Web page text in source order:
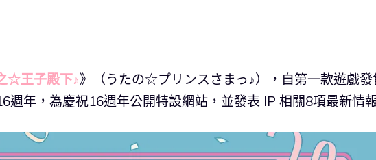
☆王子殿下♪》（うたの☆プリンスさまっ♪），自第一款遊戲發
週年，為慶祝16週年公開特設網站，並發表 IP 相關8項最新情